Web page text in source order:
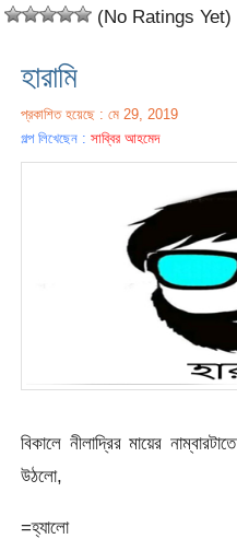
(No Ratings Yet)
হারামি
প্রকাশিত হয়েছে : মে 29, 2019
গল্প লিখেছেন :সাব্বির আহমেদ
বিকালে নীলাদ্রির মায়ের
উঠলো,
=হ্যালো